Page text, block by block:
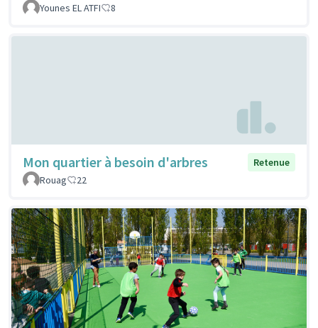
Younes EL ATFI 8
Mon quartier à besoin d'arbres
Retenue
Rouag
22